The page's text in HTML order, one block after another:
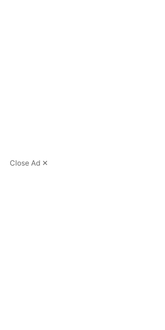
Close Ad ✕